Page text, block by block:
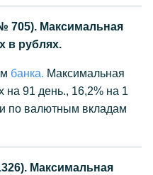
705). Максимальная
в рублях.
банка. Максимальная
на 91 день., 16,2% на 1
по валютным вкладам
Максимальная